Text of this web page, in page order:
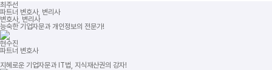
최주선
파트너 변호사, 변리사
변호사, 변리사
능숙한 기업자문과 개인정보의 전문가!
현수진
파트너 변호사
지혜로운 기업자문과 IT법, 지식재산권의 강자!